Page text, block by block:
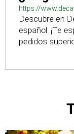
https://
Descubre en
español. ¡Te
pedidos